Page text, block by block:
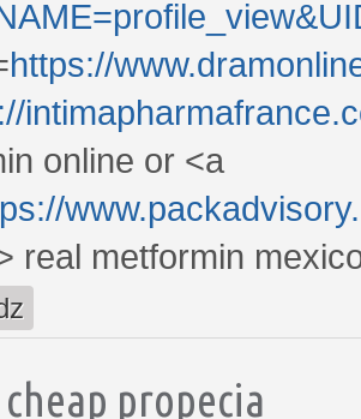
https://
online or <a
real metformin
propecia